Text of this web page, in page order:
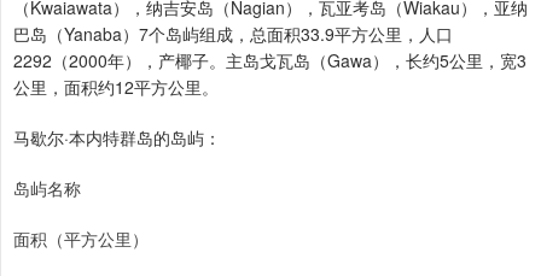
（Kwaiawata），纳吉安岛（Nagian），瓦亚考岛（Wiakau），亚纳
巴岛（Yanaba）7个岛屿组成，总面积33.9平方公里，人口
2292（2000年），产椰子。主岛戈瓦岛（Gawa），长约5公里，宽3
公里，面积约12平方公里。
马歇尔·本内特群岛的岛屿：
岛屿名称
面积（平方公里）